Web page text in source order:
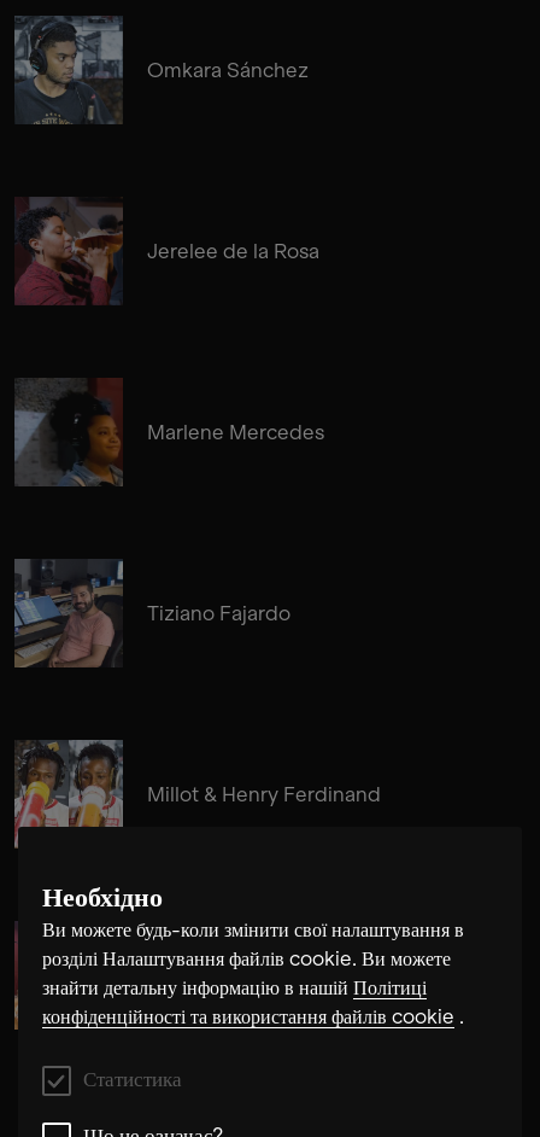
Необхідно
Ви можете будь-коли змінити свої налаштування в
розділі Налаштування файлів cookie. Ви можете
знайти детальну інформацію в нашій Політиці
конфіденційності та використання файлів cookie .
Статистика
Omkara Sánchez
Jerelee de la Rosa
Marlene Mercedes
Tiziano Fajardo
Millot & Henry Ferdinand
Edgar Molina